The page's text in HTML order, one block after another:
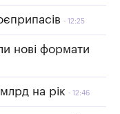
12:25
нові формати
на рік 12:46